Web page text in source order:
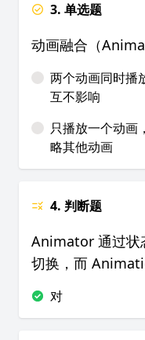
3. 单选题
动画融合（
两个动画同时播
互不影响
只播放一个动画
略其他动画
4. 判断题
Animator 通过状
切换，而
对